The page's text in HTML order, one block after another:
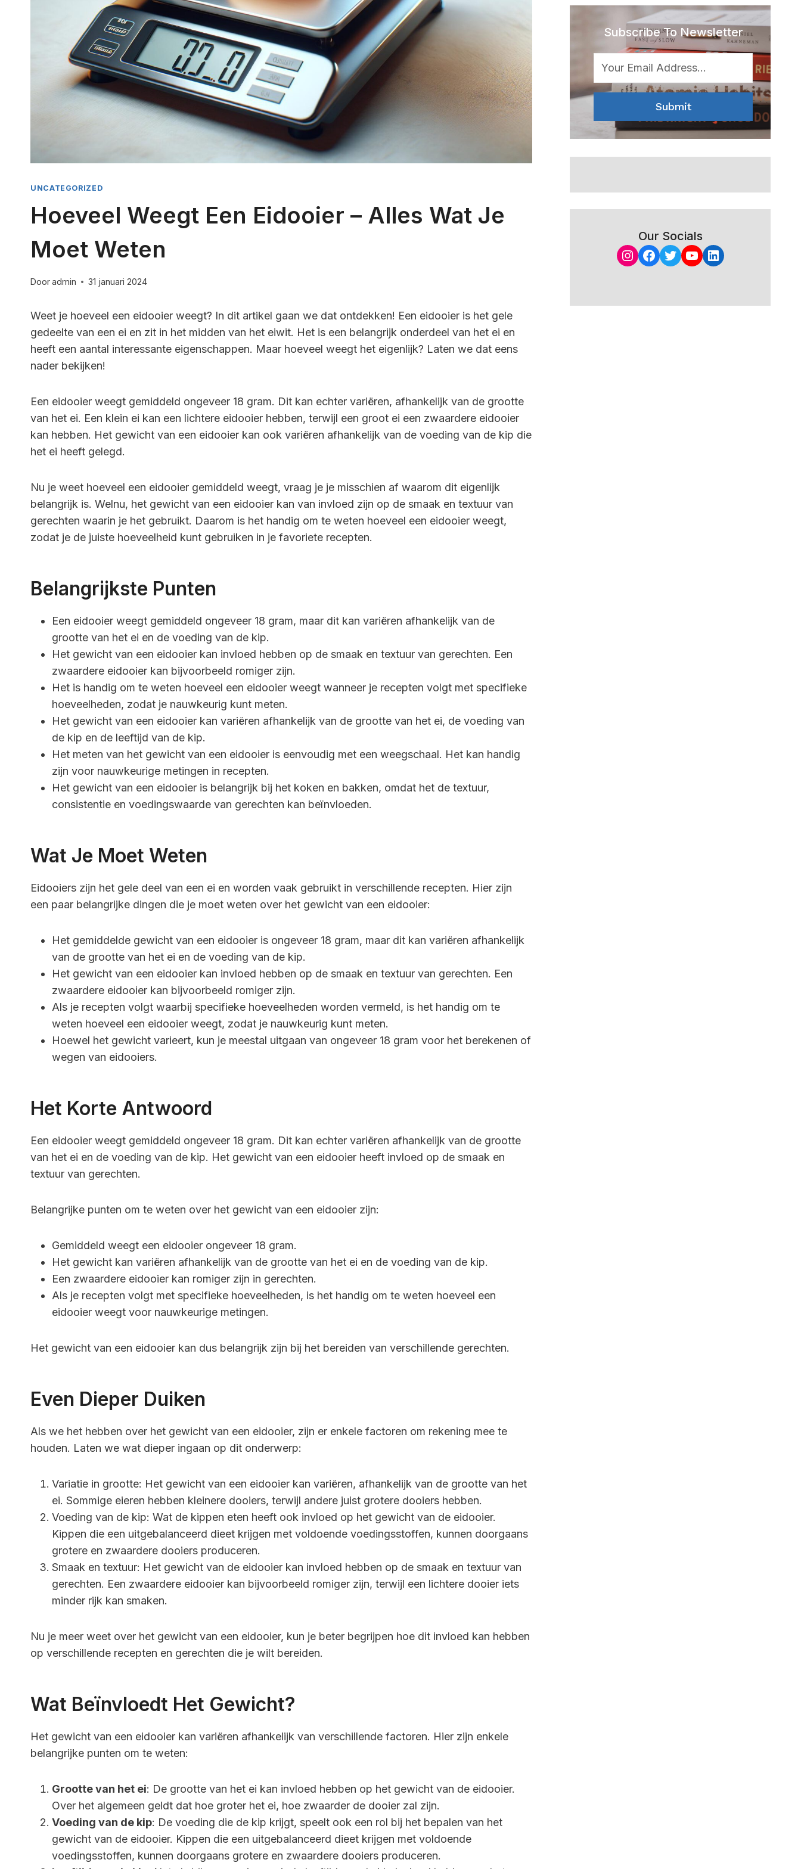
UNCATEGORIZED
Hoeveel Weegt Een Eidooier – Alles Wat Je
Moet Weten
Dooradmin 31 januari 2024
Weet je hoeveel een eidooier weegt? In dit artikel gaan we dat ontdekken! Een eidooier is het gele
gedeelte van een ei en zit in het midden van het eiwit. Het is een belangrijk onderdeel van het ei en
heeft een aantal interessante eigenschappen. Maar hoeveel weegt het eigenlijk? Laten we dat eens
nader bekijken!
Een eidooier weegt gemiddeld ongeveer 18 gram. Dit kan echter variëren, afhankelijk van de grootte
van het ei. Een klein ei kan een lichtere eidooier hebben, terwijl een groot ei een zwaardere eidooier
kan hebben. Het gewicht van een eidooier kan ook variëren afhankelijk van de voeding van de kip die
het ei heeft gelegd.
Nu je weet hoeveel een eidooier gemiddeld weegt, vraag je je misschien af waarom dit eigenlijk
belangrijk is. Welnu, het gewicht van een eidooier kan van invloed zijn op de smaak en textuur van
gerechten waarin je het gebruikt. Daarom is het handig om te weten hoeveel een eidooier weegt,
zodat je de juiste hoeveelheid kunt gebruiken in je favoriete recepten.
Belangrijkste Punten
Een eidooier weegt gemiddeld ongeveer 18 gram, maar dit kan variëren afhankelijk van de
grootte van het ei en de voeding van de kip.
Het gewicht van een eidooier kan invloed hebben op de smaak en textuur van gerechten. Een
zwaardere eidooier kan bijvoorbeeld romiger zijn.
Het is handig om te weten hoeveel een eidooier weegt wanneer je recepten volgt met specifieke
hoeveelheden, zodat je nauwkeurig kunt meten.
Het gewicht van een eidooier kan variëren afhankelijk van de grootte van het ei, de voeding van
de kip en de leeftijd van de kip.
Het meten van het gewicht van een eidooier is eenvoudig met een weegschaal. Het kan handig
zijn voor nauwkeurige metingen in recepten.
Het gewicht van een eidooier is belangrijk bij het koken en bakken, omdat het de textuur,
consistentie en voedingswaarde van gerechten kan beïnvloeden.
Wat Je Moet Weten
Eidooiers zijn het gele deel van een ei en worden vaak gebruikt in verschillende recepten. Hier zijn
een paar belangrijke dingen die je moet weten over het gewicht van een eidooier:
Het gemiddelde gewicht van een eidooier is ongeveer 18 gram, maar dit kan variëren afhankelijk
van de grootte van het ei en de voeding van de kip.
Het gewicht van een eidooier kan invloed hebben op de smaak en textuur van gerechten. Een
zwaardere eidooier kan bijvoorbeeld romiger zijn.
Als je recepten volgt waarbij specifieke hoeveelheden worden vermeld, is het handig om te
weten hoeveel een eidooier weegt, zodat je nauwkeurig kunt meten.
Hoewel het gewicht varieert, kun je meestal uitgaan van ongeveer 18 gram voor het berekenen of
wegen van eidooiers.
Het Korte Antwoord
Een eidooier weegt gemiddeld ongeveer 18 gram. Dit kan echter variëren afhankelijk van de grootte
van het ei en de voeding van de kip. Het gewicht van een eidooier heeft invloed op de smaak en
textuur van gerechten.
Belangrijke punten om te weten over het gewicht van een eidooier zijn:
Gemiddeld weegt een eidooier ongeveer 18 gram.
Het gewicht kan variëren afhankelijk van de grootte van het ei en de voeding van de kip.
Een zwaardere eidooier kan romiger zijn in gerechten.
Als je recepten volgt met specifieke hoeveelheden, is het handig om te weten hoeveel een
eidooier weegt voor nauwkeurige metingen.
Het gewicht van een eidooier kan dus belangrijk zijn bij het bereiden van verschillende gerechten.
Even Dieper Duiken
Als we het hebben over het gewicht van een eidooier, zijn er enkele factoren om rekening mee te
houden. Laten we wat dieper ingaan op dit onderwerp:
Variatie in grootte: Het gewicht van een eidooier kan variëren, afhankelijk van de grootte van het
ei. Sommige eieren hebben kleinere dooiers, terwijl andere juist grotere dooiers hebben.
Voeding van de kip: Wat de kippen eten heeft ook invloed op het gewicht van de eidooier.
Kippen die een uitgebalanceerd dieet krijgen met voldoende voedingsstoffen, kunnen doorgaans
grotere en zwaardere dooiers produceren.
Smaak en textuur: Het gewicht van de eidooier kan invloed hebben op de smaak en textuur van
gerechten. Een zwaardere eidooier kan bijvoorbeeld romiger zijn, terwijl een lichtere dooier iets
minder rijk kan smaken.
Nu je meer weet over het gewicht van een eidooier, kun je beter begrijpen hoe dit invloed kan hebben
op verschillende recepten en gerechten die je wilt bereiden.
Wat Beïnvloedt Het Gewicht?
Het gewicht van een eidooier kan variëren afhankelijk van verschillende factoren. Hier zijn enkele
belangrijke punten om te weten:
Grootte van het ei: De grootte van het ei kan invloed hebben op het gewicht van de eidooier.
Over het algemeen geldt dat hoe groter het ei, hoe zwaarder de dooier zal zijn.
Voeding van de kip: De voeding die de kip krijgt, speelt ook een rol bij het bepalen van het
gewicht van de eidooier. Kippen die een uitgebalanceerd dieet krijgen met voldoende
voedingsstoffen, kunnen doorgaans grotere en zwaardere dooiers produceren.
Subscribe To Newsletter
Submit
Our Socials
Instagram
Facebook
Twitter
YouTube
LinkedIn